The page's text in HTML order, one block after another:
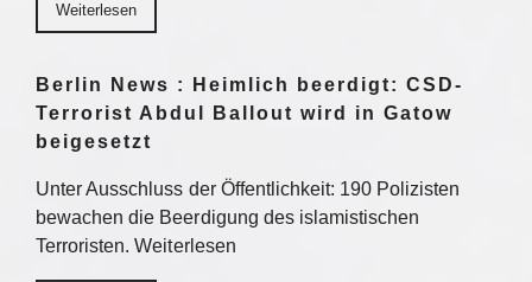
Weiterlesen
Berlin News : Heimlich beerdigt: CSD-
Terrorist Abdul Ballout wird in Gatow
beigesetzt
Unter Ausschluss der Öffentlichkeit: 190 Polizisten
bewachen die Beerdigung des islamistischen
Terroristen. Weiterlesen